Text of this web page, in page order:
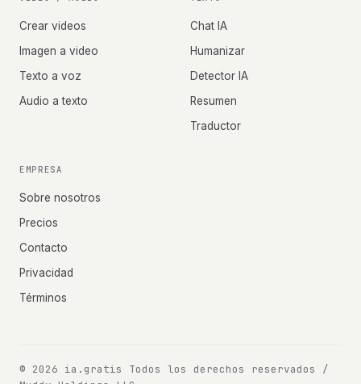
Crear videos
Imagen a video
Texto a voz
Audio a texto
Chat IA
Humanizar
Detector IA
Resumen
Traductor
EMPRESA
Sobre nosotros
Precios
Contacto
Privacidad
Términos
© 2026 ia.gratis
Todos los derechos reservados /